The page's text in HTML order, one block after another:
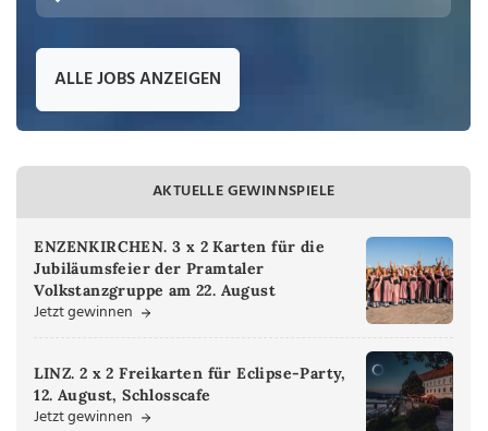
ALLE JOBS ANZEIGEN
AKTUELLE GEWINNSPIELE
ENZENKIRCHEN. 3 x 2 Karten für die
Jubiläumsfeier der Pramtaler
Volkstanzgruppe am 22. August
Jetzt gewinnen
LINZ. 2 x 2 Freikarten für Eclipse-Party,
12. August, Schlosscafe
Jetzt gewinnen